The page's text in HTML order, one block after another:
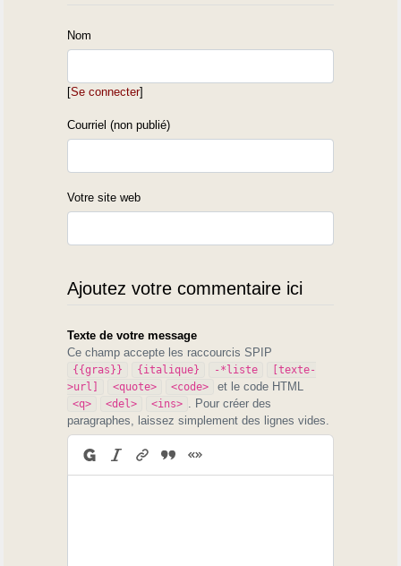
Nom
[Se connecter]
Courriel (non publié)
Votre site web
Ajoutez votre commentaire ici
Texte de votre message
Ce champ accepte les raccourcis SPIP
{{gras}} {italique} -*liste
[texte-
>url]
<quote> <code> et le code HTML
<q> <del> <ins> . Pour créer des
paragraphes, laissez simplement des lignes vides.